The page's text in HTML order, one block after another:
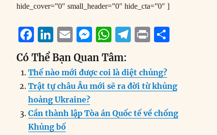
hide_cover=”0″ small_header=”0″ hide_cta=”0″ ]
F
a
c
e
b
o
o
Li
n
k
e
d
I
n
E
m
ai
l
M
ss
e
n
g
W
h
at
s
A
p
T
e
g
r
a
P
n
t
re
Có Thể Bạn Quan Tâm:
Thế nào mới được coi là diệt chủng?
Trật tự châu Âu mới sẽ ra đời từ khủng
hoảng Ukraine?
Cần thành lập Tòa án Quốc tế về chống
Khủng bố